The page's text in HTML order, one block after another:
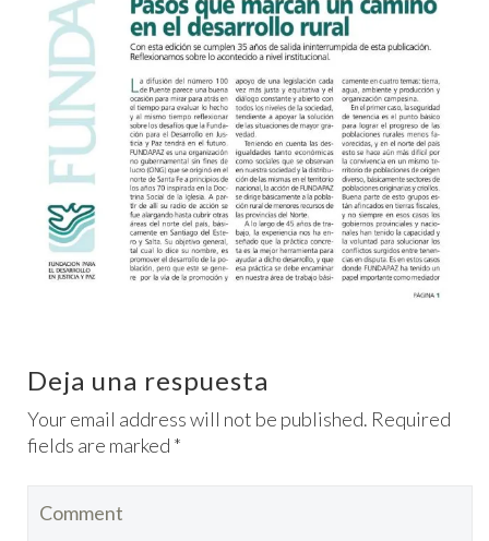
Deja una respuesta
Your email address will not be published. Required
fields are marked *